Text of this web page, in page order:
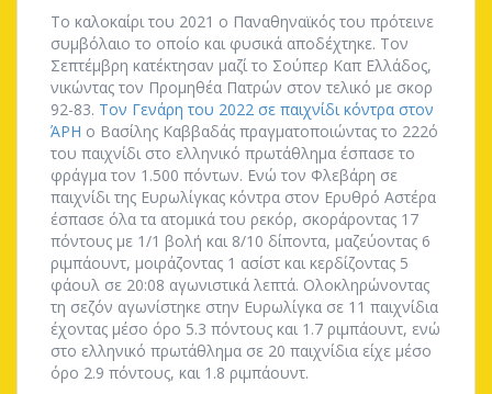
Το καλοκαίρι του 2021 ο Παναθηναϊκός του πρότεινε
συμβόλαιο το οποίο και φυσικά αποδέχτηκε. Τον
Σεπτέμβρη κατέκτησαν μαζί το Σούπερ Καπ Ελλάδος,
νικώντας τον Προμηθέα Πατρών στον τελικό με σκορ
92-83. Τον Γενάρη του 2022 σε παιχνίδι κόντρα στον
ΆΡΗ ο Βασίλης Καββαδάς πραγματοποιώντας το 222ό
του παιχνίδι στο ελληνικό πρωτάθλημα έσπασε το
φράγμα τον 1.500 πόντων. Ενώ τον Φλεβάρη σε
παιχνίδι της Ευρωλίγκας κόντρα στον Ερυθρό Αστέρα
έσπασε όλα τα ατομικά του ρεκόρ, σκοράροντας 17
πόντους με 1/1 βολή και 8/10 δίποντα, μαζεύοντας 6
ριμπάουντ, μοιράζοντας 1 ασίστ και κερδίζοντας 5
φάουλ σε 20:08 αγωνιστικά λεπτά. Ολοκληρώνοντας
τη σεζόν αγωνίστηκε στην Ευρωλίγκα σε 11 παιχνίδια
έχοντας μέσο όρο 5.3 πόντους και 1.7 ριμπάουντ, ενώ
στο ελληνικό πρωτάθλημα σε 20 παιχνίδια είχε μέσο
όρο 2.9 πόντους, και 1.8 ριμπάουντ.